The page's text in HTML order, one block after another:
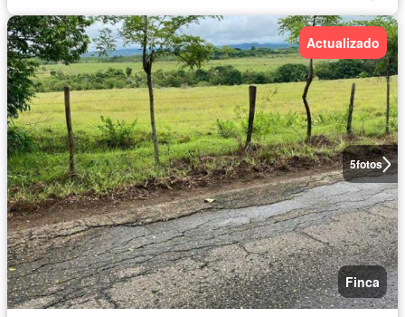
5fotos
Actualizado
Finca